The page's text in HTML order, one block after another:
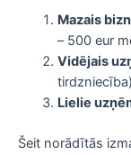
Mazais
– 500 eur
Vidējais
Lielie
Šeit norādītās